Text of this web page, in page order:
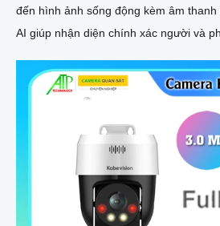
đến hình ảnh sống động kèm âm thanh rõ ràng. Nhờ
AI giúp nhận diện chính xác người và